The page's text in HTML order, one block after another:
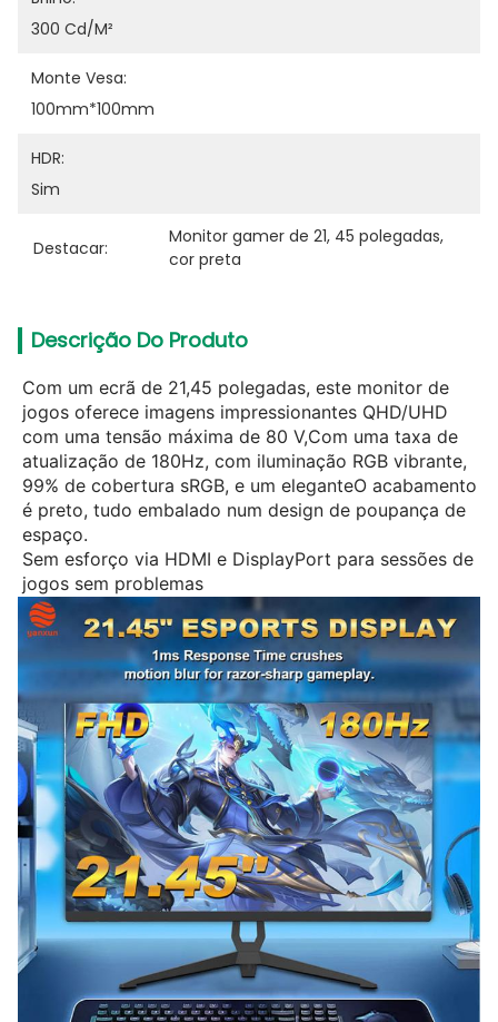
300 Cd/m²
Monte Vesa:
100mm*100mm
HDR:
Sim
Destacar:
Monitor gamer de 21, 45 polegadas,
cor preta
Descrição Do Produto
Com um ecrã de 21,45 polegadas, este monitor de
jogos oferece imagens impressionantes QHD/UHD
com uma tensão máxima de 80 V,Com uma taxa de
atualização de 180Hz, com iluminação RGB vibrante,
99% de cobertura sRGB, e um eleganteO acabamento
é preto, tudo embalado num design de poupança de
espaço.
Sem esforço via HDMI e DisplayPort para sessões de
jogos sem problemas